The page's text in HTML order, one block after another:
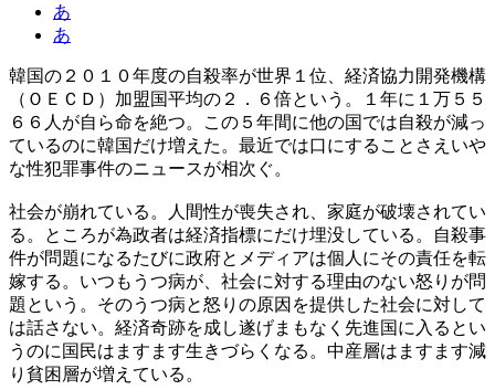
あ
あ
韓国の２０１０年度の自殺率が世界１位、経済協力開発機構
（ＯＥＣＤ）加盟国平均の２．６倍という。１年に１万５５
６６人が自ら命を絶つ。この５年間に他の国では自殺が減っ
ているのに韓国だけ増えた。最近では口にすることさえいや
な性犯罪事件のニュースが相次ぐ。
社会が崩れている。人間性が喪失され、家庭が破壊されてい
る。ところが為政者は経済指標にだけ埋没している。自殺事
件が問題になるたびに政府とメディアは個人にその責任を転
嫁する。いつもうつ病が、社会に対する理由のない怒りが問
題という。そのうつ病と怒りの原因を提供した社会に対して
は話さない。経済奇跡を成し遂げまもなく先進国に入るとい
うのに国民はますます生きづらくなる。中産層はますます減
り貧困層が増えている。